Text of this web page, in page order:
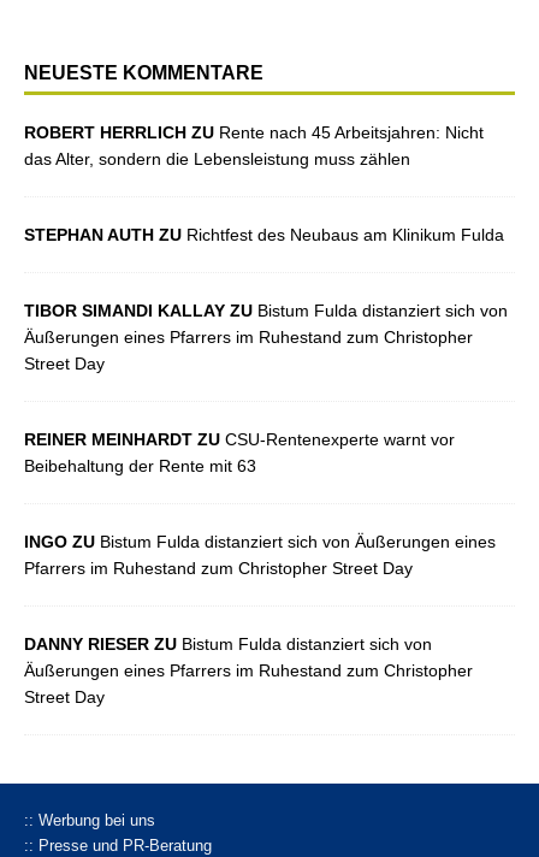
NEUESTE KOMMENTARE
ROBERT HERRLICH ZU Rente nach 45 Arbeitsjahren: Nicht
das Alter, sondern die Lebensleistung muss zählen
STEPHAN AUTH ZU Richtfest des Neubaus am Klinikum Fulda
TIBOR SIMANDI KALLAY ZU Bistum Fulda distanziert sich von
Äußerungen eines Pfarrers im Ruhestand zum Christopher
Street Day
REINER MEINHARDT ZU CSU-Rentenexperte warnt vor
Beibehaltung der Rente mit 63
INGO ZU Bistum Fulda distanziert sich von Äußerungen eines
Pfarrers im Ruhestand zum Christopher Street Day
DANNY RIESER ZU Bistum Fulda distanziert sich von
Äußerungen eines Pfarrers im Ruhestand zum Christopher
Street Day
:: Werbung bei uns
:: Presse und PR-Beratung